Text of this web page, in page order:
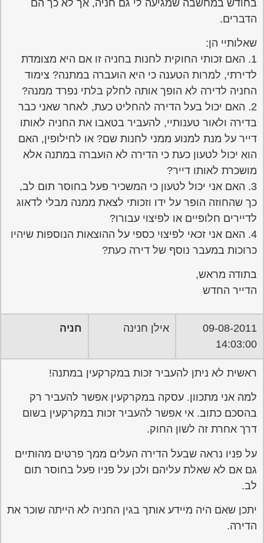
בחודש במחשבה שמגיעה לי גם חניה, אך לא כך הם
הדברים.
שאלותיי הן:
1. האם זכותי החוקית לחנות בחניה זו אם היא מצומדת
לדירתי, למרות הטענה כי היא הועברה במתנה? צימוד
החניה לדירה לא הופך אותה לחלק בלתי נפרד ממנה?
2. האם יכול בעל הדירה להחליט כעת, לאחר שאני כבר
בדירה ולאור טענותיי, להעביר בטאבו את החניה לאותו
דייר על מנת למנוע ממני לחנות שם? או לחילופין, האם
הוא יכול לטעון כעת כי הדירה לא הועברה במתנה אלא
מושכרת לאותו דייר?
3. האם אני יכול לטעון כי המשכיר פעל בחוסר תום לב,
כך שהחוזה הופר על ידו וזכותי לצאת ממנה מבלי לדאוג
לדיירים חלופיים או לפיצוי עבורו?
4. האם אני זכאי לפיצוי כספי על ההוצאות הנוספות שיהיו
כרוכות במעבר נוסף של דירה כעת?
בתודה מראש,
הדייר החדש
09-08-2011
14:03:00
אילן חנינה חניה
ראשית לא ניתן להעביר זכות במקרקעין במתנה!
למה אני מתכוון. עסקה במקרקעין אפשר להעביר רק
בהסכם כתוב. אי אפשר להעביר זכות במקרקעין בשום
דרך אחרת זה לשון החוק.
על פניו נראה שבעל הדירה העלים ממך פרטים מהותיים
גם אם לא שאלת עליהם ולכן על פניו פעל בחוסר תום
לב.
יתכן שאם היה מיידע אותך בגין החניה לא הייתה שוכר את
הדירה.